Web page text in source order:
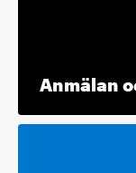
Anmälan